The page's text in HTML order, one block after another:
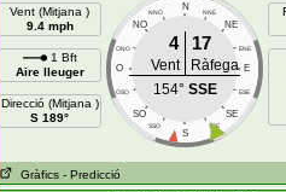
Vent (Mitjana )
9.4 mph
1 Bft
Aire lleuger
Direcció (Mitjana )
S 189°
N
NNO NNE
NO NE
ONO ENE
O E
OSO ESE
SO SE
SSO SSE
S
4 17
Vent
Ràfega
154° SSE
Gràfics - Predicció